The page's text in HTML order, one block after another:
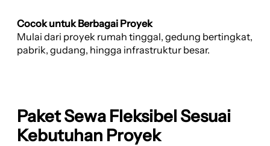
Cocok untuk Berbagai Proyek
Mulai dari proyek rumah tinggal, gedung bertingkat,
pabrik, gudang, hingga infrastruktur besar.
Paket Sewa Fleksibel Sesuai
Kebutuhan Proyek